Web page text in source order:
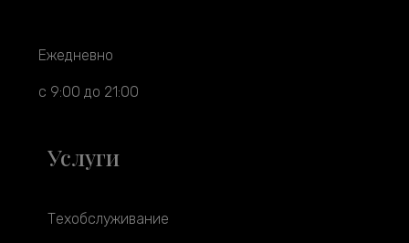
Ежедневно
с 9:00 до 21:00
Услуги
Техобслуживание